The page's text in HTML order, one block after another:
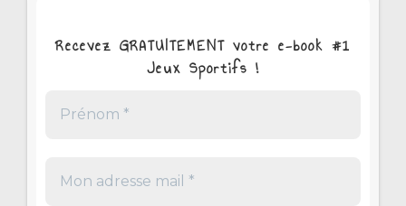
Recevez GRATUITEMENT votre e-book #1
Jeux Sportifs !